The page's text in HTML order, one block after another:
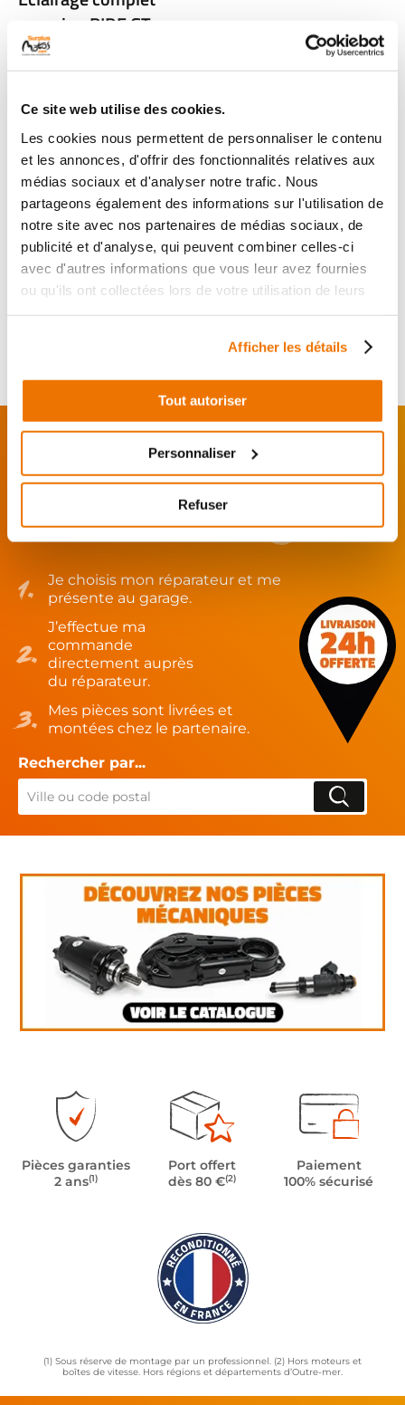
Ce site web utilise des cookies.
Les cookies nous permettent de personnaliser le contenu
et les annonces, d'offrir des fonctionnalités relatives aux
médias sociaux et d'analyser notre trafic. Nous
partageons également des informations sur l'utilisation de
notre site avec nos partenaires de médias sociaux, de
publicité et d'analyse, qui peuvent combiner celles-ci
avec d'autres informations que vous leur avez fournies
ou qu'ils ont collectées lors de votre utilisation de leurs
Afficher les détails
Tout autoriser
Personnaliser
Refuser
occasion RIDE GT
2015
12,90 € TTC
Voir
Chargement des produits terminé
VOUS NE TROUVEZ PAS VOTRE PIÈCE ?
Créez une alerte
FAITES MONTER VOTRE PIÈCE !
pièces motosd’occasion garanties
jusqu'à la révision complète de votremoto,
retrouvez notre réseau de réparateurs et de
garages partenaires.
Je choisis mon réparateur et me
présente au garage.
J’effectue ma
commande
directement auprès
du réparateur.
Mes pièces sont livrées et
montées chez le partenaire.
Rechercher par...
Pièces garanties
2 ans(1)
Port offert
dès 80 €(2)
Paiement
100% sécurisé
(1) Sous réserve de montage par un professionnel. (2) Hors moteurs et
boîtes de vitesse. Hors régions et départements d’Outre-mer.